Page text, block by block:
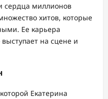
сердца миллионов
хитов, которые
Ее карьера
на сцене и
Екатерина